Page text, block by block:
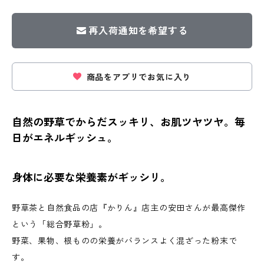
再入荷通知を希望する
商品をアプリでお気に入り
自然の野草でからだスッキリ、お肌ツヤツヤ。毎
日がエネルギッシュ。
身体に必要な栄養素がギッシリ。
野草茶と自然食品の店『かりん』店主の安田さんが最高傑作
という「総合野草粉」。
野菜、果物、根ものの栄養がバランスよく混ざった粉末で
す。